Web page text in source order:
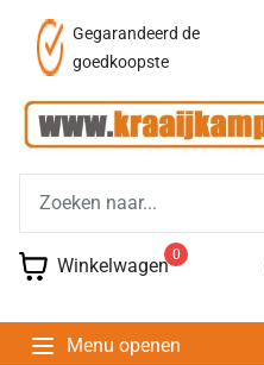
Gegarandeerd de
goedkoopste
Winkelwagen 0
Menu openen